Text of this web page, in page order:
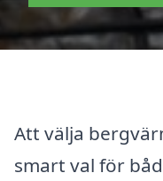
Att välja
smart val för